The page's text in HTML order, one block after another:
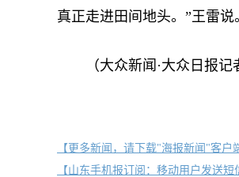
真正走进田间地头。”王雷说
（大众新闻·大众日报记
【更多新闻，请下载"海报新闻"客户
【山东手机报订阅：移动用户发送短